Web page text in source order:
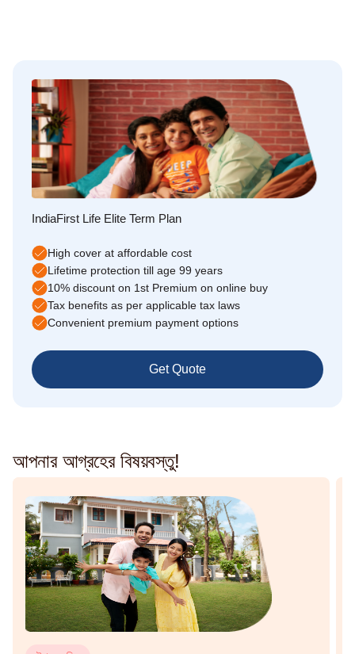
IndiaFirst Life Elite Term Plan
High cover at affordable cost
Lifetime protection till age 99 years
10% discount on 1st Premium on online buy
Tax benefits as per applicable tax laws
Convenient premium payment options
Get Quote
আপনার আগ্রহের বিষয়বস্তু!